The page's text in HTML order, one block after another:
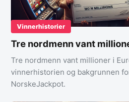
Vinnerhistorier
Tre nordmenn vant
Tre nordmenn vant millioner i
vinnerhistorien og bakgrunnen
NorskeJackpot.